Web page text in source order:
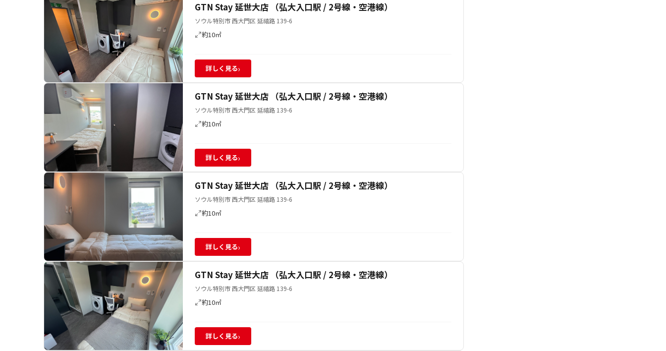
GTN Stay 延世大店 （弘大入口駅 / 2号線・空港線）
ソウル特別市 西大門区 延禧路 139-6
約10㎡
詳しく見る›
GTN Stay 延世大店 （弘大入口駅 / 2号線・空港線）
ソウル特別市 西大門区 延禧路 139-6
約10㎡
詳しく見る›
GTN Stay 延世大店 （弘大入口駅 / 2号線・空港線）
ソウル特別市 西大門区 延禧路 139-6
約10㎡
詳しく見る›
GTN Stay 延世大店 （弘大入口駅 / 2号線・空港線）
ソウル特別市 西大門区 延禧路 139-6
約10㎡
詳しく見る›